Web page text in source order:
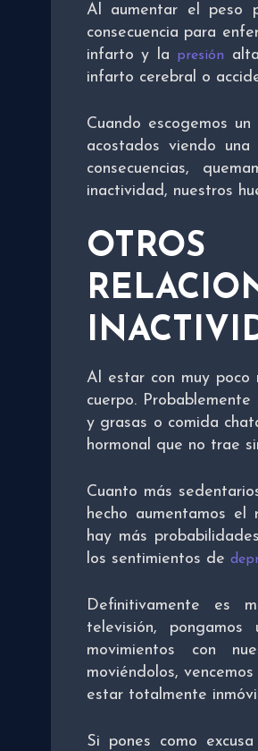
Al aumentar el peso
consecuencia para
infarto y la
presión
infarto cerebral o
Cuando escogemos
acostados viendo
consecuencias,
inactividad, nuestros
Al estar con muy poco
cuerpo.
y grasas o comida
hormonal que no trae
Cuanto más
hecho aumentamos
hay más
los sentimientos de
Definitivamente es
televisión,
movimientos con
moviéndolos,
estar totalmente
Si pones como